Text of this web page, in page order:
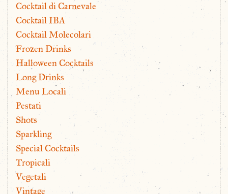
Cocktail di Carnevale
Cocktail IBA
Cocktail Molecolari
Frozen Drinks
Halloween Cocktails
Long Drinks
Menu Locali
Pestati
Shots
Sparkling
Special Cocktails
Tropicali
Vegetali
Vintage